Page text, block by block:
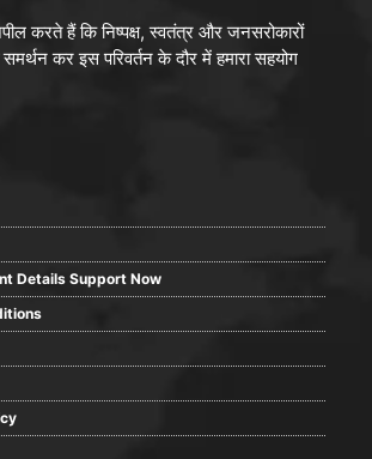
करते हैं कि निष्पक्ष, स्वतंत्र और जनसरोकारों
समर्थन कर इस परिवर्तन के दौर में हमारा सहयोग
Details Support Now